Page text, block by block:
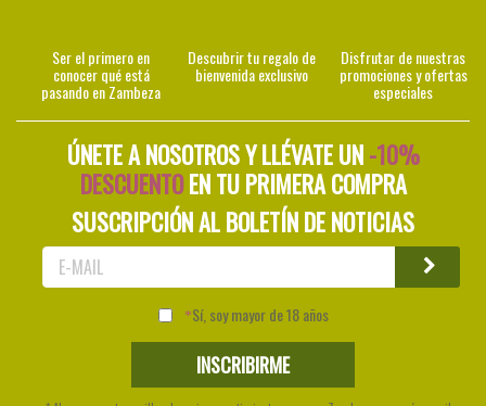
Ser el primero en
conocer qué está
pasando en Zambeza
Descubrir tu regalo de
bienvenida exclusivo
Disfrutar de nuestras
promociones y ofertas
especiales
ÚNETE A NOSOTROS Y LLÉVATE UN-10%
DESCUENTOEN TU PRIMERA COMPRA
SUSCRIPCIÓN AL BOLETÍN DE NOTICIAS
Sí, soy mayor de 18 años